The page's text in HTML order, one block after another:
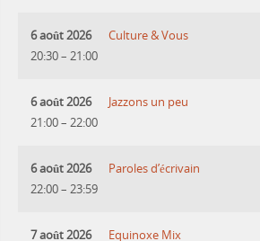
6 août 2026
20:30– 21:00
Culture & Vous
6 août 2026
21:00– 22:00
Jazzons un peu
6 août 2026
22:00– 23:59
Paroles d’écrivain
7 août 2026 Equinoxe Mix